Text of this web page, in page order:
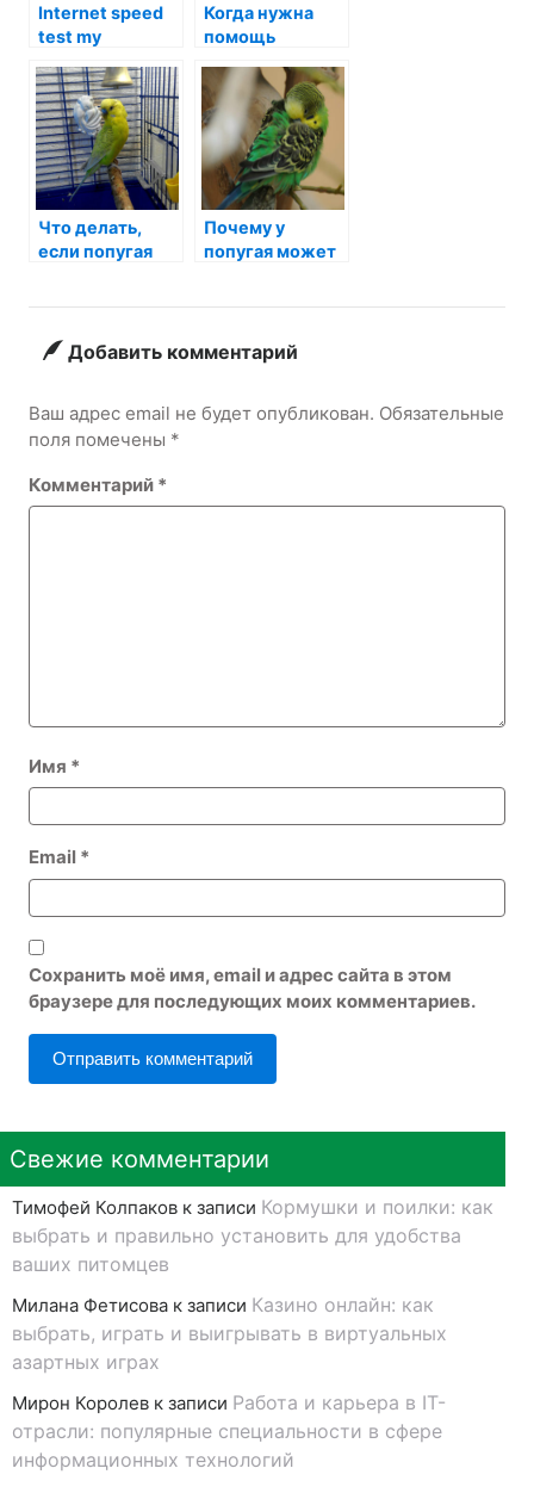
Internet speed
test my
Когда нужна
помощь
Что делать,
если попугая
Почему у
попугая может
Добавить комментарий
Ваш адрес email не будет опубликован. Обязательные
поля помечены *
Комментарий *
Имя *
Email *
Сохранить моё имя, email и адрес сайта в этом
браузере для последующих моих комментариев.
Свежие комментарии
Тимофей Колпаков к записи Кормушки и поилки: как
выбрать и правильно установить для удобства
ваших питомцев
Милана Фетисова к записи Казино онлайн: как
выбрать, играть и выигрывать в виртуальных
азартных играх
Мирон Королев к записи Работа и карьера в IT-
отрасли: популярные специальности в сфере
информационных технологий